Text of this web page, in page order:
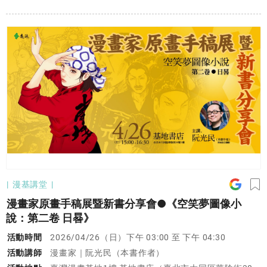
漫基講堂
漫畫家原畫手稿展暨新書分享會●《空笑夢圖像小
說：第二卷 日晷》
活動時間
2026/04/26（日）下午 03:00 至 下午 04:30
活動講師
漫畫家｜阮光民（本書作者）